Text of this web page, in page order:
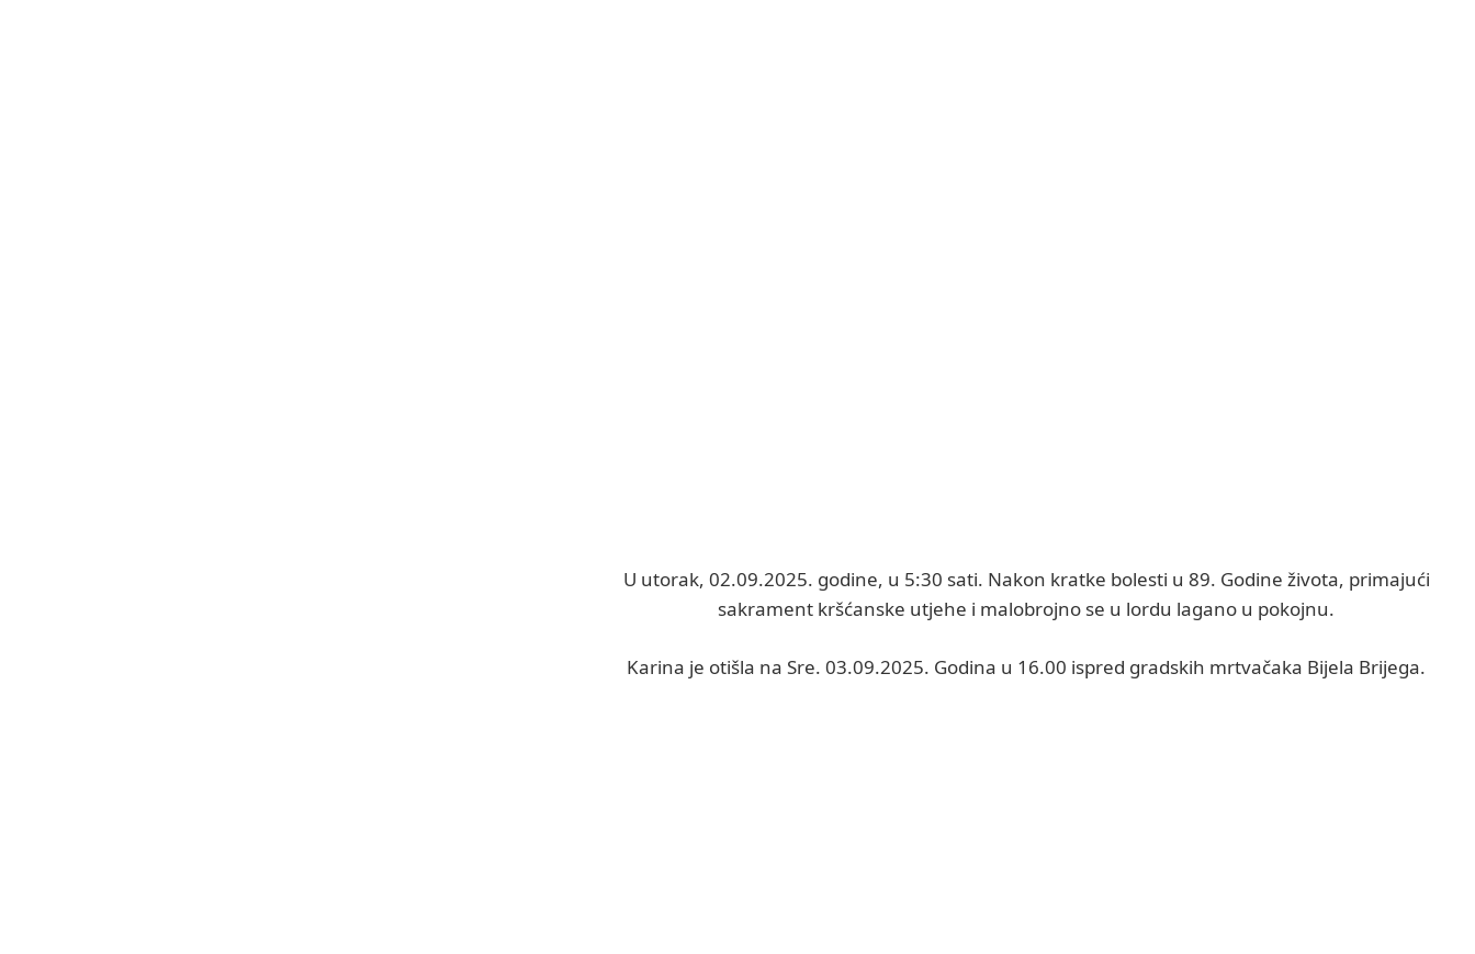
U utorak, 02.09.2025. godine, u 5:30 sati. Nakon kratke bolesti u 89. Godine života, primajući
sakrament kršćanske utjehe i malobrojno se u lordu lagano u pokojnu.
Karina je otišla na Sre. 03.09.2025. Godina u 16.00 ispred gradskih mrtvačaka Bijela Brijega.